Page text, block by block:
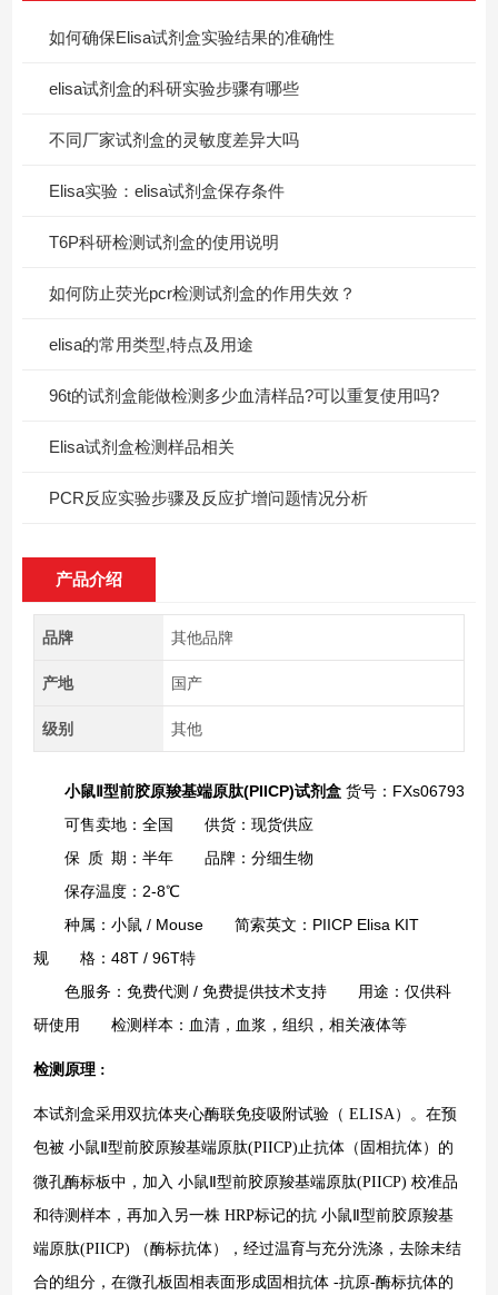
如何确保Elisa试剂盒实验结果的准确性
elisa试剂盒的科研实验步骤有哪些
不同厂家试剂盒的灵敏度差异大吗
Elisa实验：elisa试剂盒保存条件
T6P科研检测试剂盒的使用说明
如何防止荧光pcr检测试剂盒的作用失效？
elisa的常用类型,特点及用途
96t的试剂盒能做检测多少血清样品?可以重复使用吗?
Elisa试剂盒检测样品相关
PCR反应实验步骤及反应扩增问题情况分析
产品介绍
品牌 其他品牌
产地 国产
级别 其他
小鼠Ⅱ型前胶原羧基端原肽(PIICP)试剂盒货号：FXs06793
可售卖地：全国 供货：现货供应
保 质 期：半年 品牌：分细生物
保存温度：2-8℃
种属：小鼠 / Mouse 简索英文：PIICP Elisa KIT
规 格：48T / 96T特
色服务：免费代测 / 免费提供技术支持 用途：仅供科
研使用 检测样本：血清，血浆，组织，相关液体等
检测原理 :
本试剂盒采用双抗体夹心酶联免疫吸附试验（ ELISA）。在预
包被 小鼠Ⅱ型前胶原羧基端原肽(PIICP) 止抗体（固相抗体）的
微孔酶标板中，加入 小鼠Ⅱ型前胶原羧基端原肽(PIICP) 校准品
和待测样本，再加入另一株 HRP标记的抗 小鼠Ⅱ型前胶原羧基
端原肽(PIICP)
（酶标抗体），经过温育与充分洗涤，去除未结
合的组分，在微孔板固相表面形成固相抗体 -抗原-酶标抗体的